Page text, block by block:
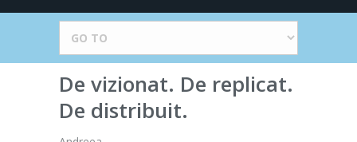
De vizionat. De replicat.
De distribuit.